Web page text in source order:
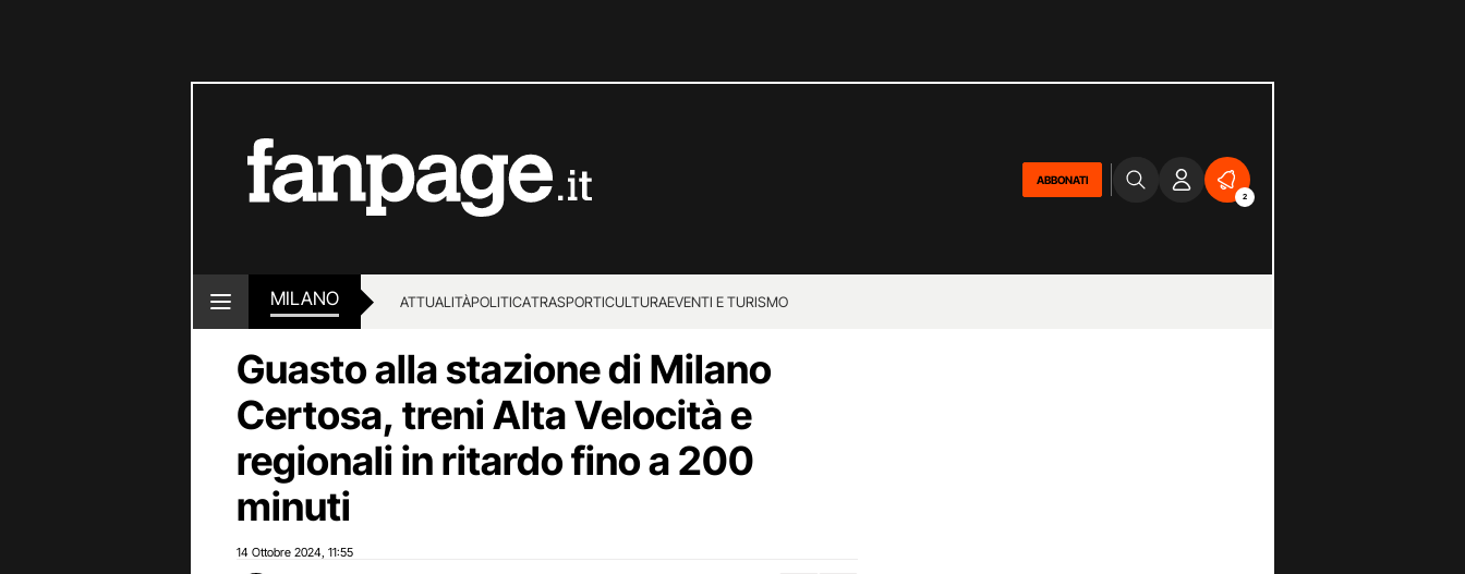
ABBONATI
2
MILANO ATTUALITÀPOLITICATRASPORTICULTURAEVENTI E TURISMO
Guasto alla stazione di Milano
Certosa, treni Alta Velocità e
regionali in ritardo fino a 200
minuti
14 Ottobre 2024 11:55